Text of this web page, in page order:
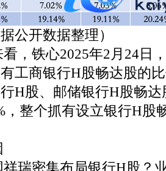
公开数据整理）
铁心2025年2月24日
工商银行H股畅达股的
H股、邮储银行H股畅
，整个抓有设立银行H股
密集布局银行H股？